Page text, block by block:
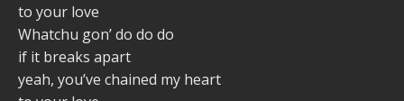
to your love
Whatchu gon’ do do do
if it breaks apart
yeah, you’ve chained my heart